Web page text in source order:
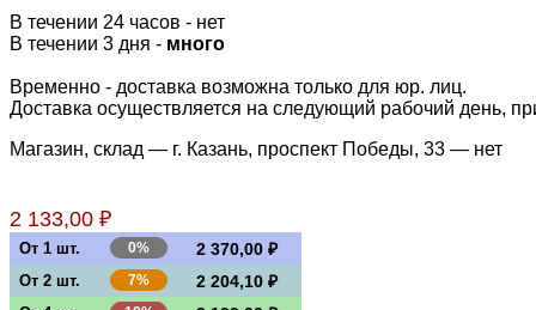
В течении 24 часов - нет
В течении 3 дня - много
Временно - доставка возможна только для юр. лиц.
Доставка осуществляется на следующий рабочий день,
Магазин, склад — г. Казань, проспект Победы, 33 — нет
2 133,00 ₽
От 1 шт. 0% 2 370,00 ₽
От 2 шт. 7% 2 204,10 ₽